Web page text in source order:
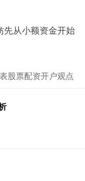
先从小额资金开始
股票配资开户观点